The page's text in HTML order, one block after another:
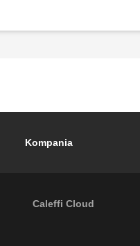
Kompania
Caleffi Cloud